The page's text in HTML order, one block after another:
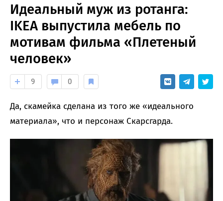
Идеальный муж из ротанга:
IKEA выпустила мебель по
мотивам фильма «Плетеный
человек»
9 0
Да, скамейка сделана из того же «идеального
материала», что и персонаж Скарсгарда.